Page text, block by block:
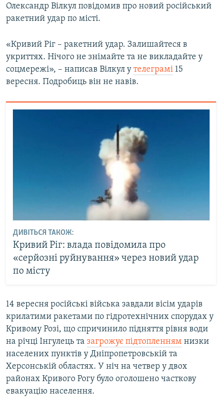
УКР
ДОЛУЧАЙСЯ!
Олександр Вілкул повідомив про новий російський
ракетний удар по місті.
«Кривий Ріг – ракетний удар. Залишайтеся в
укриттях. Нічого не знімайте та не викладайте у
соцмережі», – написав Вілкул у телеграмі 15
вересня. Подробиць він не навів.
ДИВІТЬСЯ ТАКОЖ:
Кривий Ріг: влада повідомила про
«серйозні руйнування» через новий удар
по місту
14 вересня російські війська завдали вісім ударів
крилатими ракетами по гідротехнічних спорудах у
Кривому Розі, що спричинило підняття рівня води
на річці Інгулець та загрожує підтопленням низки
населених пунктів у Дніпропетровській та
Херсонській областях. У ніч на четвер у двох
районах Кривого Рогу було оголошено часткову
евакуацію населення.